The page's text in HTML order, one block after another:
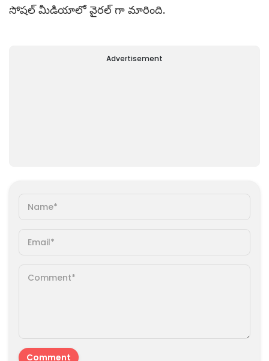
సోషల్ మీడియాలో వైరల్ గా మారింది.
Advertisement